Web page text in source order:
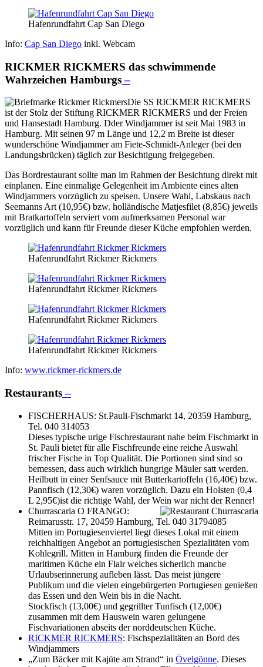
Hafenrundfahrt Cap San Diego
Info: Cap San Diego inkl. Webcam
RICKMER RICKMERS das schwimmende
Wahrzeichen Hamburgs–
Die SS RICKMER RICKMERS
ist der Stolz der Stiftung RICKMER RICKMERS und der Freien
und Hansestadt Hamburg. Dder Windjammer ist seit Mai 1983 in
Hamburg. Mit seinen 97 m Länge und 12,2 m Breite ist dieser
wunderschöne Windjammer am Fiete-Schmidt-Anleger (bei den
Landungsbrücken) täglich zur Besichtigung freigegeben.
Das Bordrestaurant sollte man im Rahmen der Besichtung direkt mit
einplanen. Eine einmalige Gelegenheit im Ambiente eines alten
Windjammers vorzüglich zu speisen. Unsere Wahl, Labskaus nach
Seemanns Art (10,95€) bzw. holländische Matjesfilet (8,85€) jeweils
mit Bratkartoffeln serviert vom aufmerksamen Personal war
vorzüglich und kann für Freunde dieser Küche empfohlen werden.
Hafenrundfahrt Rickmer Rickmers
Hafenrundfahrt Rickmer Rickmers
Hafenrundfahrt Rickmer Rickmers
Hafenrundfahrt Rickmer Rickmers
Info: www.rickmer-rickmers.de
Restaurants–
FISCHERHAUS: St.Pauli-Fischmarkt 14, 20359 Hamburg,
Tel. 040 314053
Dieses typische urige Fischrestaurant nahe beim Fischmarkt in
St. Pauli bietet für alle Fischfreunde eine reiche Auswahl
frischer Fische in Top Qualität. Die Portionen sind sind so
bemessen, dass auch wirklich hungrige Mäuler satt werden.
Heilbutt in einer Senfsauce mit Butterkartoffeln (16,40€) bzw.
Pannfisch (12,30€) waren vorzüglich. Dazu ein Holsten (0,4
L 2,95€)ist die richtige Wahl, der Wein war nicht der Renner!
Churrascaria O FRANGO:
Reimarusstr. 17, 20459 Hamburg, Tel. 040 31794085
Mitten im Portugiesenviertel liegt dieses Lokal mit einem
reichhaltigen Angebot an portugiesischen Spezialitäten vom
Kohlegrill. Mitten in Hamburg finden die Freunde der
maritimen Küche ein Flair welches sicherlich manche
Urlaubserinnerung aufleben lässt. Das meist jüngere
Publikum und die vielen eingebürgerten Portugiesen genießen
das Essen und den Wein bis in die Nacht.
Stockfisch (13,00€) und gegrillter Tunfisch (12,00€)
zusammen mit dem Hauswein waren gelungene
Fischvariationen abseits der norddeutschen Küche.
RICKMER RICKMERS: Fischspezialitäten an Bord des
Windjammers
„Zum Bäcker mit Kajüte am Strand“ in Övelgönne. Dieses